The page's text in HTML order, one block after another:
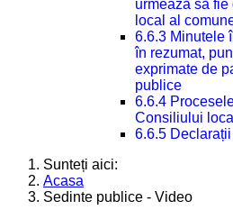
urmează să fie
local al
6.6.3 Minutele
în rezumat,
exprimate de
publice
6.6.4
Consiliului
6.6.5
Sunteți aici:
Acasa
Sedinte publice - Video